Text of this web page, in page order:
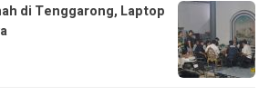
di Tenggarong, Laptop